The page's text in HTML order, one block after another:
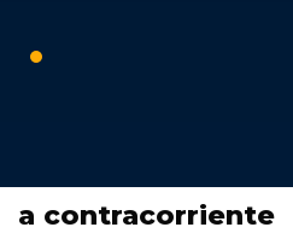
a contracorriente